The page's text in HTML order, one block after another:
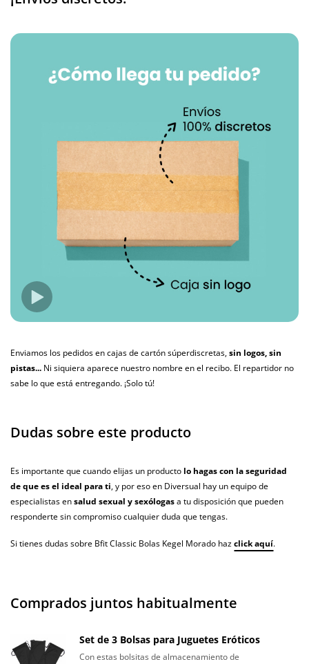
Enviamos los pedidos en cajas de cartón súperdiscretas,sin logos, sin
pistas... Ni siquiera aparece nuestro nombre en el recibo. El repartidor no
sabe lo que está entregando. ¡Solo tú!
Dudas sobre este producto
Es importante que cuando elijas un producto lo hagas con la seguridad
de que es el ideal para ti, y por eso en Diversual hay un equipo de
especialistas ensalud sexual y sexólogasa tu disposición que pueden
responderte sin compromiso cualquier duda que tengas.
Si tienes dudas sobre Bfit Classic Bolas Kegel Morado hazclick aquí.
Comprados juntos habitualmente
Set de 3 Bolsas para Juguetes Eróticos
Con estas bolsitas de almacenamiento de